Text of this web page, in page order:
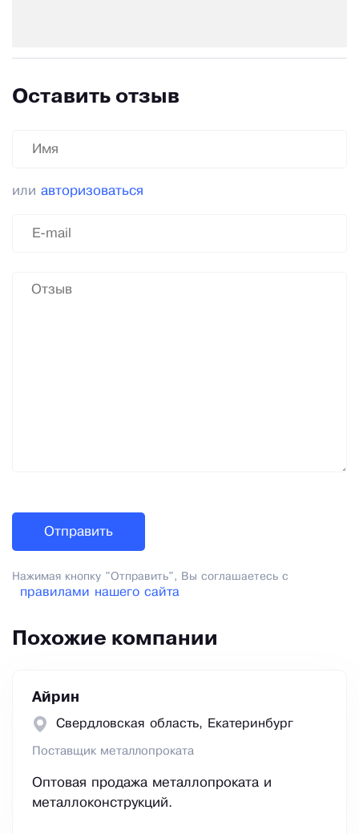
Оставить отзыв
или авторизоваться
Нажимая кнопку "Отправить", Вы соглашаетесь с
правилами нашего сайта
Похожие компании
Айрин
Свердловская область, Екатеринбург
Поставщик металлопроката
Оптовая продажа металлопроката и
металлоконструкций.